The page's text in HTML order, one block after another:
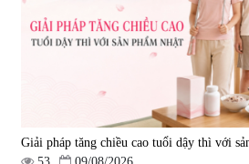
Giải pháp tăng chiều cao tuổi dậy thì với